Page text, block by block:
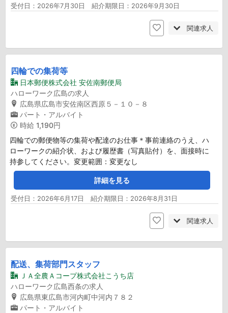
受付日：2026年7月30日 紹介期限日：2026年9月30日
関連求人
四輪での集荷等
日本郵便株式会社 安佐南郵便局
ハローワーク広島の求人
広島県広島市安佐南区西原５－１０－８
パート・アルバイト
時給 1,190円
四輪での郵便物等の集荷や配達のお仕事＊事前連絡のうえ、ハ
ローワークの紹介状、および履歴書（写真貼付）を、面接時に
持参してください。変更範囲：変更なし
詳細を見る
受付日：2026年6月17日 紹介期限日：2026年8月31日
関連求人
配送、集荷部門スタッフ
ＪＡ全農Ａコープ株式会社こうち店
ハローワーク広島西条の求人
広島県東広島市河内町中河内７８２
パート・アルバイト